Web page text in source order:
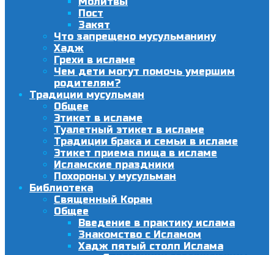
Пост
Закят
Что запрещено мусульманину
Хадж
Грехи в исламе
Чем дети могут помочь умершим
родителям?
Традиции мусульман
Общее
Этикет в исламе
Туалетный этикет в исламе
Традиции брака и семьи в исламе
Этикет приема пища в исламе
Исламские праздники
Похороны у мусульман
Библиотека
Священный Коран
Общее
Введение в практику ислама
Знакомство с Исламом
Хадж пятый столп Ислама